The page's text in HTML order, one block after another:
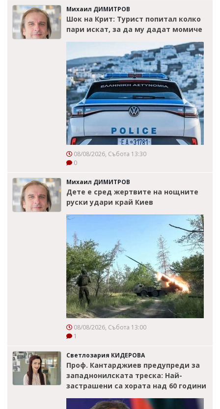
Михаил ДИМИТРОВ
Шок на Крит: Турист попитал колко
пари искат, за да му дадат момиче
08/08/2026, Събота 13:30
0
Михаил ДИМИТРОВ
Дете е сред жертвите на нощните
руски удари край Киев
08/08/2026, Събота 13:00
1
Светлозария КИДЕРОВА
Проф. Кантарджиев предупреди за
западнонилската треска: Най-
застрашени са хората над 60 години